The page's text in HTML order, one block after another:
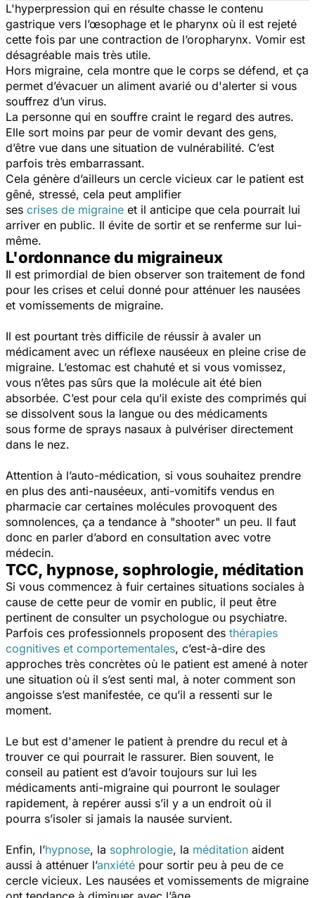
L'hyperpression qui en résulte chasse le contenu
gastrique vers l’œsophage et le pharynx où il est rejeté
cette fois par une contraction de l’oropharynx. Vomir est
désagréable mais très utile.
Hors migraine, cela montre que le corps se défend, et ça
permet d’évacuer un aliment avarié ou d'alerter si vous
souffrez d’un virus.
La personne qui en souffre craint le regard des autres.
Elle sort moins par peur de vomir devant des gens,
d’être vue dans une situation de vulnérabilité. C’est
parfois très embarrassant.
Cela génère d’ailleurs un cercle vicieux car le patient est
gêné, stressé, cela peut amplifier
ses crises de migraine et il anticipe que cela pourrait lui
arriver en public. Il évite de sortir et se renferme sur lui-
même.
L'ordonnance du migraineux
Il est primordial de bien observer son traitement de fond
pour les crises et celui donné pour atténuer les nausées
et vomissements de migraine.
Il est pourtant très difficile de réussir à avaler un
médicament avec un réflexe nauséeux en pleine crise de
migraine. L’estomac est chahuté et si vous vomissez,
vous n’êtes pas sûrs que la molécule ait été bien
absorbée. C’est pour cela qu’il existe des comprimés qui
se dissolvent sous la langue ou des médicaments
sous forme de sprays nasaux à pulvériser directement
dans le nez.
Attention à l’auto-médication, si vous souhaitez prendre
en plus des anti-nauséeux, anti-vomitifs vendus en
pharmacie car certaines molécules provoquent des
somnolences, ça a tendance à "shooter" un peu. Il faut
donc en parler d’abord en consultation avec votre
médecin.
TCC, hypnose, sophrologie, méditation
Si vous commencez à fuir certaines situations sociales à
cause de cette peur de vomir en public, il peut être
pertinent de consulter un psychologue ou psychiatre.
Parfois ces professionnels proposent des thérapies
cognitives et comportementales, c’est-à-dire des
approches très concrètes où le patient est amené à noter
une situation où il s’est senti mal, à noter comment son
angoisse s’est manifestée, ce qu’il a ressenti sur le
moment.
Le but est d'amener le patient à prendre du recul et à
trouver ce qui pourrait le rassurer. Bien souvent, le
conseil au patient est d’avoir toujours sur lui les
médicaments anti-migraine qui pourront le soulager
rapidement, à repérer aussi s’il y a un endroit où il
pourra s’isoler si jamais la nausée survient.
Enfin, l’hypnose, la sophrologie, la méditation aident
aussi à atténuer l’anxiété pour sortir peu à peu de ce
cercle vicieux. Les nausées et vomissements de migraine